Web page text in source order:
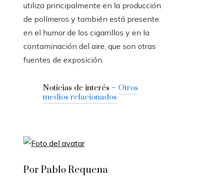
utiliza principalmente en la producción
de polímeros y también está presente
en el humor de los cigarrillos y en la
contaminación del aire, que son otras
fuentes de exposición.
Noticias de interés – Otros
medios relacionados
Por Pablo Requena